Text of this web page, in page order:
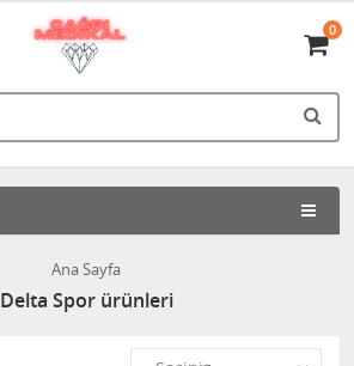
0
Ana Sayfa
Delta Spor ürünleri